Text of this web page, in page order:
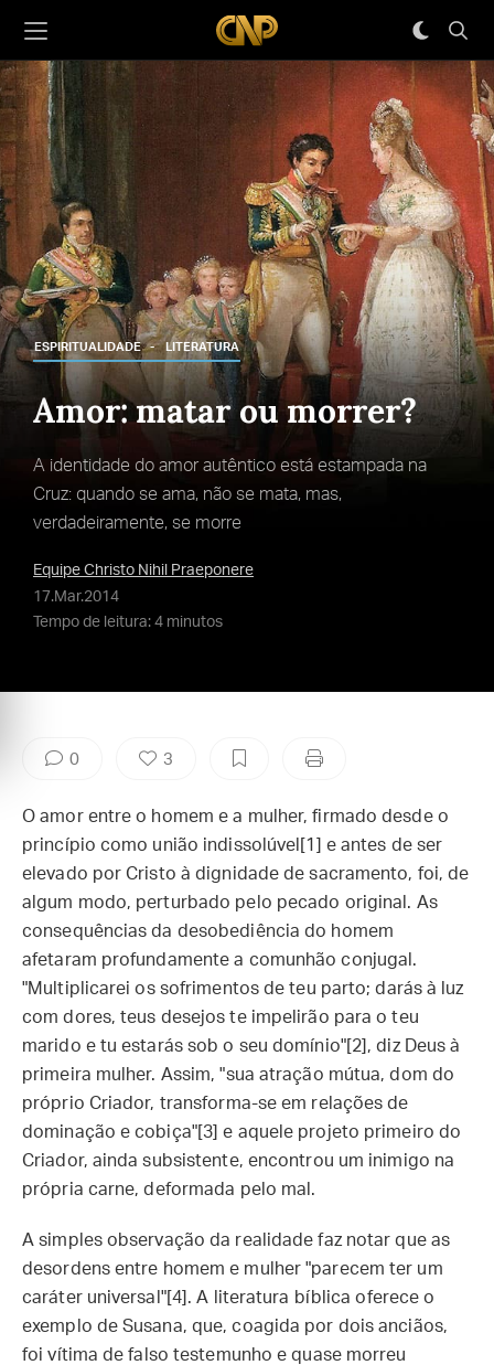
ESPIRITUALIDADE LITERATURA
Amor: matar ou morrer?
A identidade do amor autêntico está estampada na
Cruz: quando se ama, não se mata, mas,
verdadeiramente, se morre
Equipe Christo Nihil Praeponere
17.Mar.2014
Tempo de leitura: 4 minutos
0 3
O amor entre o homem e a mulher, firmado desde o
princípio como união indissolúvel[1] e antes de ser
elevado por Cristo à dignidade de sacramento, foi, de
algum modo, perturbado pelo pecado original. As
consequências da desobediência do homem
afetaram profundamente a comunhão conjugal.
"Multiplicarei os sofrimentos de teu parto; darás à luz
com dores, teus desejos te impelirão para o teu
marido e tu estarás sob o seu domínio"[2], diz Deus à
primeira mulher. Assim, "sua atração mútua, dom do
próprio Criador, transforma-se em relações de
dominação e cobiça"[3] e aquele projeto primeiro do
Criador, ainda subsistente, encontrou um inimigo na
própria carne, deformada pelo mal.
A simples observação da realidade faz notar que as
desordens entre homem e mulher "parecem ter um
caráter universal"[4]. A literatura bíblica oferece o
exemplo de Susana, que, coagida por dois anciãos,
foi vítima de falso testemunho e quase morreu